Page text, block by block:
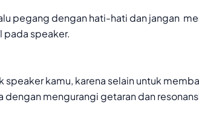
pegang dengan hati-hati dan jangan
pada speaker.
speaker kamu, karena selain untuk
dengan mengurangi getaran dan